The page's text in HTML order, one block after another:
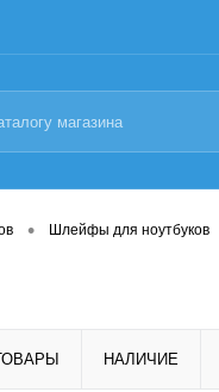
• Шлейфы для ноутбуков
НАЛИЧИЕ